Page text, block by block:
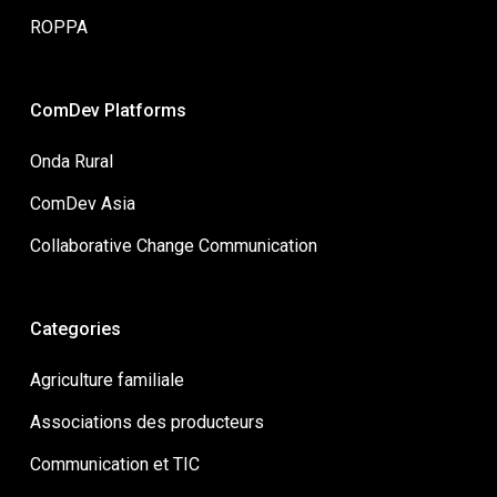
ROPPA
ComDev Platforms
Onda Rural
ComDev Asia
Collaborative Change Communication
Categories
Agriculture familiale
Associations des producteurs
Communication et TIC